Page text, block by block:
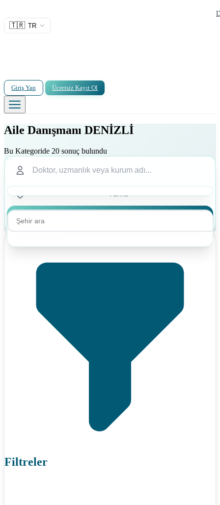
🇹🇷 TR
Giriş Yap Ücretsiz Kayıt Ol
Aile Danışmanı DENİZLİ
Bu Kategoride 20 sonuç bulundu
Filtreler